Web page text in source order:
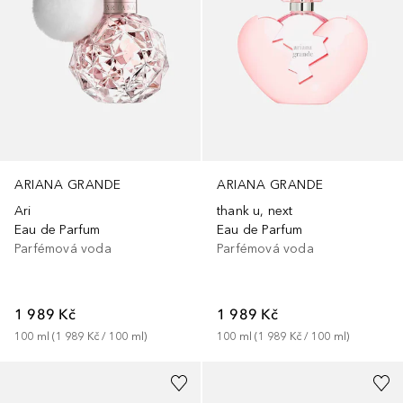
ARIANA GRANDE
Ari
Eau de Parfum
Parfémová voda
1 989 Kč
100 ml (1 989 Kč / 100 ml)
ARIANA GRANDE
thank u, next
Eau de Parfum
Parfémová voda
1 989 Kč
100 ml (1 989 Kč / 100 ml)